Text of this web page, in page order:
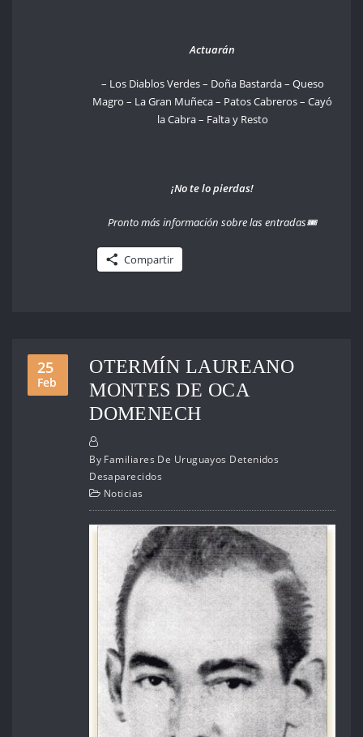
Actuarán
– Los Diablos Verdes – Doña Bastarda – Queso
Magro – La Gran Muñeca – Patos Cabreros – Cayó
la Cabra – Falta y Resto
¡No te lo pierdas!
Pronto más información sobre las entradas🎟
Compartir
25
Feb
OTERMÍN LAUREANO
MONTES DE OCA
DOMENECH
By Familiares De Uruguayos Detenidos
Desaparecidos
Noticias